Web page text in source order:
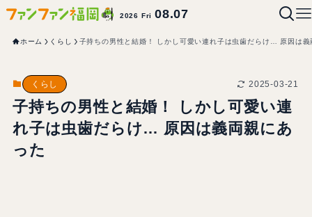
2026 Fri08.07
ホーム くらし 子持ちの男性と結婚！ しかし可愛い連れ子は虫歯だらけ… 原因は義
くらし 2025-03-21
子持ちの男性と結婚！ しかし可愛い連
れ子は虫歯だらけ… 原因は義両親にあ
った